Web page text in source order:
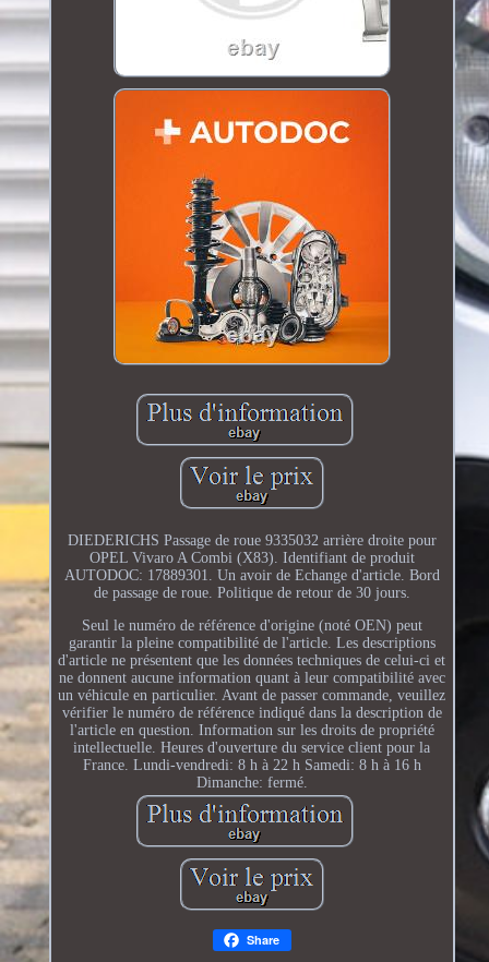
DIEDERICHS Passage de roue 9335032 arrière droite pour
OPEL Vivaro A Combi (X83). Identifiant de produit
AUTODOC: 17889301. Un avoir de Echange d'article. Bord
de passage de roue. Politique de retour de 30 jours.
Seul le numéro de référence d'origine (noté OEN) peut
garantir la pleine compatibilité de l'article. Les descriptions
d'article ne présentent que les données techniques de celui-ci et
ne donnent aucune information quant à leur compatibilité avec
un véhicule en particulier. Avant de passer commande, veuillez
vérifier le numéro de référence indiqué dans la description de
l'article en question. Information sur les droits de propriété
intellectuelle. Heures d'ouverture du service client pour la
France. Lundi-vendredi: 8 h à 22 h Samedi: 8 h à 16 h
Dimanche: fermé.
Share